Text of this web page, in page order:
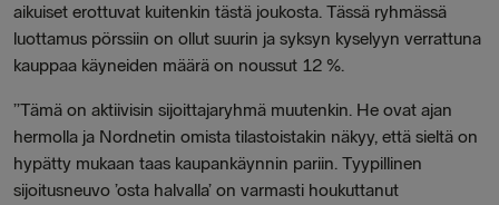
aikuiset erottuvat kuitenkin tästä joukosta. Tässä ryhmässä
luottamus pörssiin on ollut suurin ja syksyn kyselyyn verrattuna
kauppaa käyneiden määrä on noussut 12 %.
”Tämä on aktiivisin sijoittajaryhmä muutenkin. He ovat ajan
hermolla ja Nordnetin omista tilastoistakin näkyy, että sieltä on
hypätty mukaan taas kaupankäynnin pariin. Tyypillinen
sijoitusneuvo ’osta halvalla’ on varmasti houkuttanut